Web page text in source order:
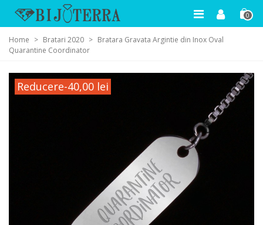
0
Home > Bratari 2020 > Bratara Gravata Argintie din Inox Oval
Quarantine Coordinator
Reducere-40,00 lei